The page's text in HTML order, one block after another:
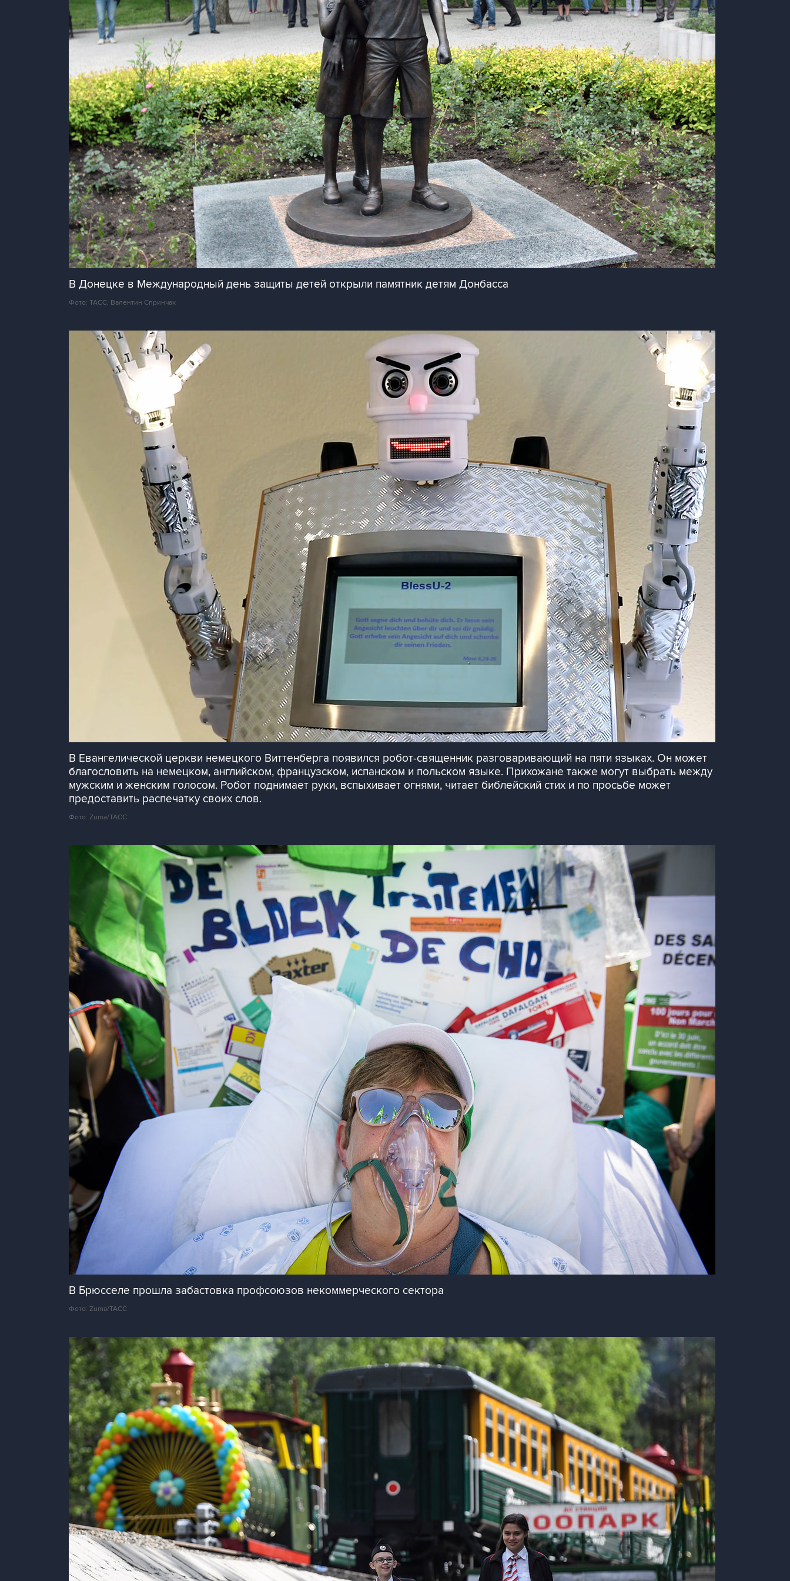
В Донецке в Международный день защиты детей открыли памятник детям Донбасса
Фото: ТАСС, Валентин Спринчак
В Евангелической церкви немецкого Виттенберга появился робот-священник разговаривающий на пяти языках. Он может
благословить на немецком, английском, французском, испанском и польском языке. Прихожане также могут выбрать между
мужским и женским голосом. Робот поднимает руки, вспыхивает огнями, читает библейский стих и по просьбе может
предоставить распечатку своих слов.
Фото: Zuma/ТАСС
В Брюсселе прошла забастовка профсоюзов некоммерческого сектора
Фото: Zuma/ТАСС